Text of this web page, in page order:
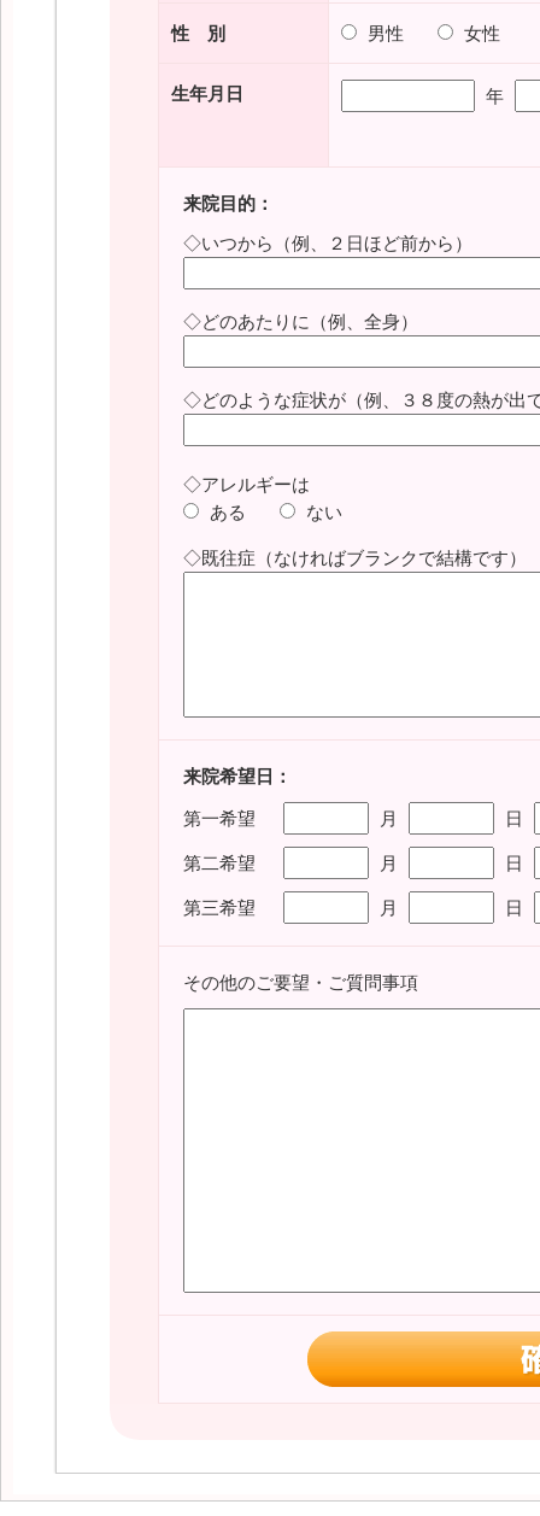
性 別 男性 女性
生年月日 年
来院目的：
◇いつから（例、２日ほど前から）
◇どのあたりに（例、全身）
◇どのような症状が（例、３８度の熱が出
◇アレルギーは
ある
ない
◇既往症（なければブランクで結構です）
来院希望日：
第一希望 月 日
第二希望 月 日
第三希望 月 日
その他のご要望・ご質問事項